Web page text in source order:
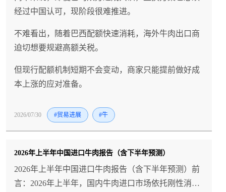
经过中国认可，现阶段很难推进。
不难看出，随着巴西配额快速消耗，海外牛肉出口商
迫切想要规避高额关税。
但现行配额机制短期不会变动，商家只能提前做好成
本上涨的应对准备。
2026/07/30 #贸易进展 #牛
2026年上半年中国进口牛肉报告（含下半年预测）
2026年上半年中国进口牛肉报告（含下半年预测）前
言：2026年上半年，国内牛肉进口市场依托刚性消费